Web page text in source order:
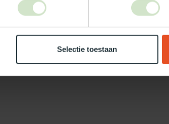
Selectie toestaan
Je beoordeling toevoegen